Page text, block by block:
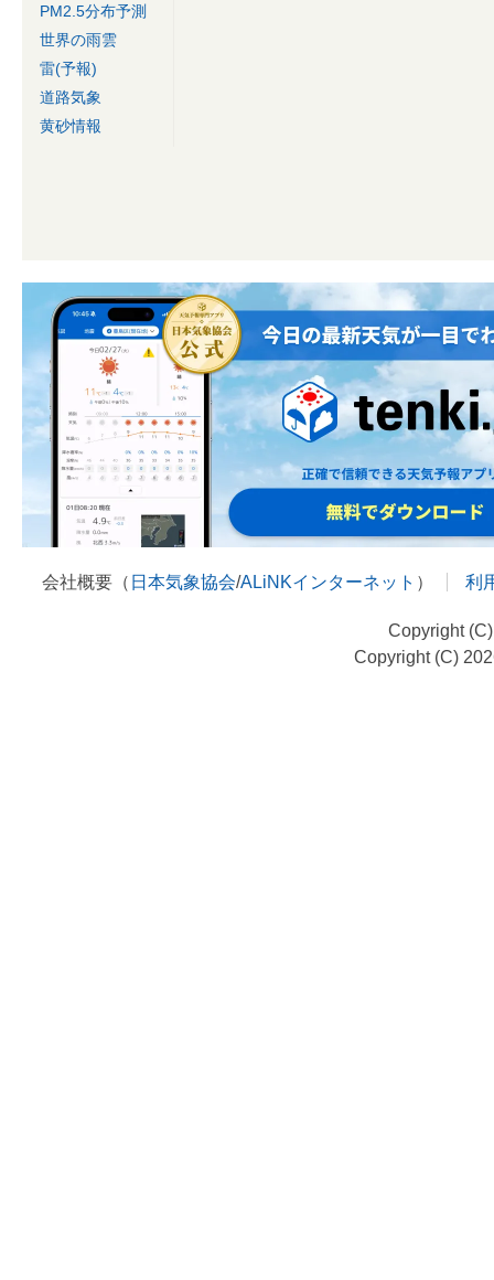
PM2.5分布予測
世界の雨雲
雷(予報)
道路気象
黄砂情報
会社概要（ 日本気象協会/ALiNKインターネット ） 利
Copyright
Copyright (C)